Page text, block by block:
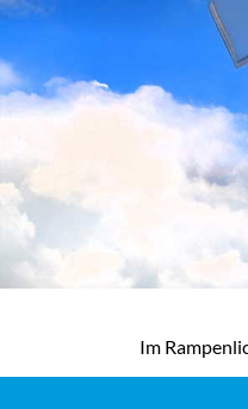
Im